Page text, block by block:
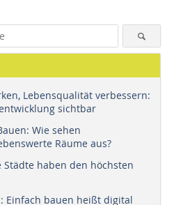
Lebensqualität verbessern:
sichtbar
Wie sehen
Räume aus?
Städte haben den höchsten
Einfach bauen heißt digital